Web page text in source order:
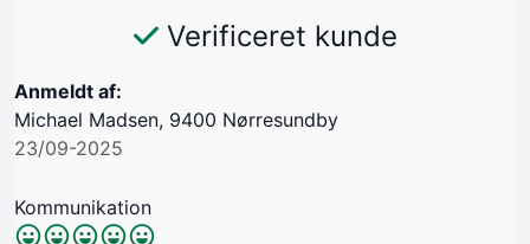
Verificeret kunde
Anmeldt af:
Michael Madsen, 9400 Nørresundby
23/09-2025
Kommunikation